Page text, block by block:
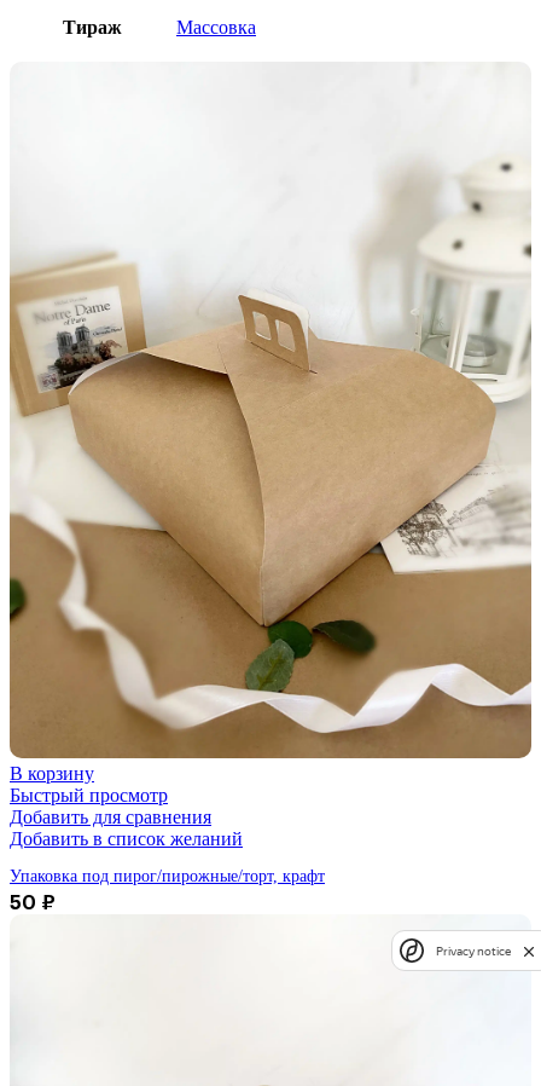
Тираж Массовка
В корзину
Быстрый просмотр
Добавить для сравнения
Добавить в список желаний
Упаковка под пирог/пирожные/торт, крафт
50 ₽
Privacy notice